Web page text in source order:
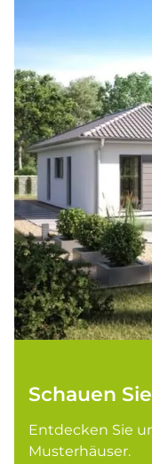
Schauen
Entdecken Sie
Musterhäuser.